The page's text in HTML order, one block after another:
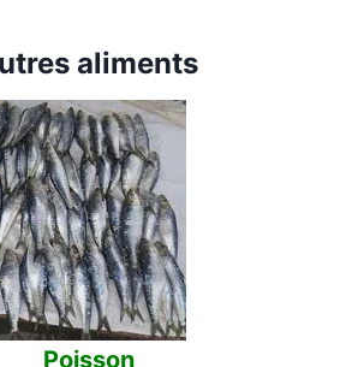
aliments
Poisson